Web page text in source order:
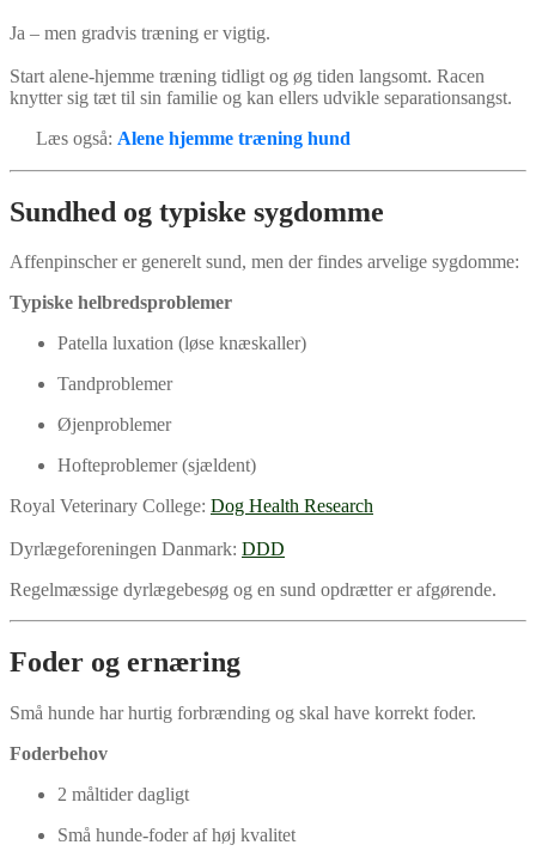
Ja – men gradvis træning er vigtig.
Start alene-hjemme træning tidligt og øg tiden langsomt. Racen
knytter sig tæt til sin familie og kan ellers udvikle separationsangst.
Læs også:Alene hjemme træning hund
Sundhed og typiske sygdomme
Affenpinscher er generelt sund, men der findes arvelige sygdomme:
Typiske helbredsproblemer
Patella luxation (løse knæskaller)
Tandproblemer
Øjenproblemer
Hofteproblemer (sjældent)
Royal Veterinary College: Dog Health Research
Dyrlægeforeningen Danmark: DDD
Regelmæssige dyrlægebesøg og en sund opdrætter er afgørende.
Foder og ernæring
Små hunde har hurtig forbrænding og skal have korrekt foder.
Foderbehov
2 måltider dagligt
Små hunde-foder af høj kvalitet